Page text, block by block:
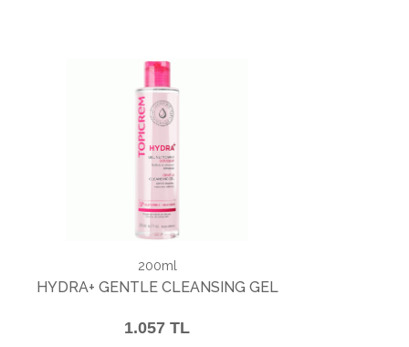
200ml
HYDRA+ GENTLE CLEANSING GEL
1.057 TL